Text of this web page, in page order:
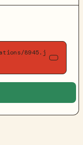
8945.j